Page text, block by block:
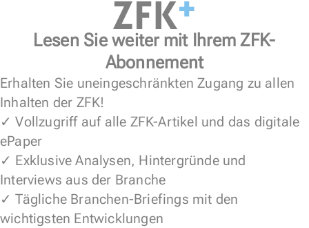
Lesen Sie weiter mit Ihrem ZFK-
Abonnement
Erhalten Sie uneingeschränkten Zugang zu allen
Inhalten der ZFK!
✓ Vollzugriff auf alle ZFK-Artikel und das digitale
ePaper
✓ Exklusive Analysen, Hintergründe und
Interviews aus der Branche
✓ Tägliche Branchen-Briefings mit den
wichtigsten Entwicklungen